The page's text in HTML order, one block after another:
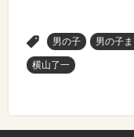
男の子 男の子
横山了一